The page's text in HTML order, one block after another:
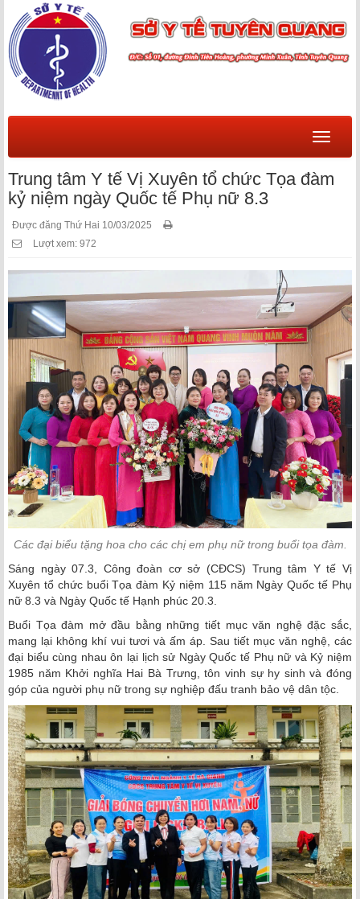
Menu
Trung tâm Y tế Vị Xuyên tổ chức Tọa đàm
kỷ niệm ngày Quốc tế Phụ nữ 8.3
Được đăng Thứ Hai 10/03/2025
Lượt xem: 972
Các đại biểu tặng hoa cho các chị em phụ nữ trong buổi tọa đàm.
Sáng ngày 07.3, Công đoàn cơ sở (CĐCS) Trung tâm Y tế Vị
Xuyên tổ chức buổi Tọa đàm Kỷ niệm 115 năm Ngày Quốc tế Phụ
nữ 8.3 và Ngày Quốc tế Hạnh phúc 20.3.
Buổi Tọa đàm mở đầu bằng những tiết mục văn nghệ đặc sắc,
mang lại không khí vui tươi và ấm áp. Sau tiết mục văn nghệ, các
đại biểu cùng nhau ôn lại lịch sử Ngày Quốc tế Phụ nữ và Kỷ niệm
1985 năm Khởi nghĩa Hai Bà Trưng, tôn vinh sự hy sinh và đóng
góp của người phụ nữ trong sự nghiệp đấu tranh bảo vệ dân tộc.